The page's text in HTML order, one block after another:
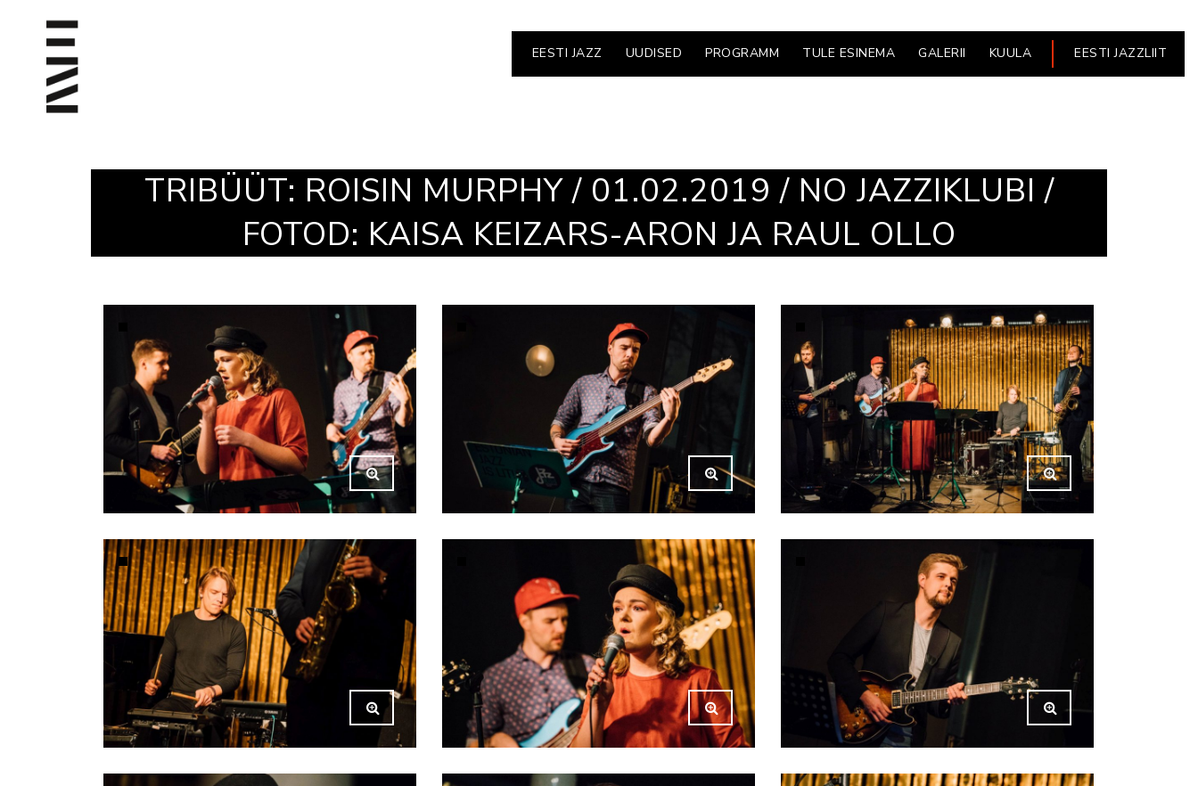
EESTI JAZZ UUDISED PROGRAMM TULE ESINEMA GALERII KUULA EESTI JAZZLIIT
TRIBÜÜT: ROISIN MURPHY / 01.02.2019 / NO JAZZIKLUBI /
FOTOD: KAISA KEIZARS-ARON JA RAUL OLLO